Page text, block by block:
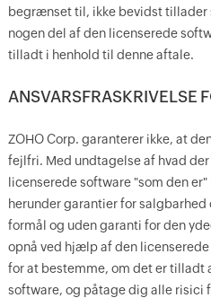
begrænset til, ikke bevidst tillader
nogen del af den licenserede
tilladt i henhold til denne aftale.
ANSVARSFRASKRIVELSE
ZOHO Corp. garanterer ikke, at
fejlfri. Med undtagelse af hvad
licenserede software "som den
herunder garantier for
formål og uden garanti for den
opnå ved hjælp af den
for at bestemme, om det er tilladt
software, og påtage dig alle risici